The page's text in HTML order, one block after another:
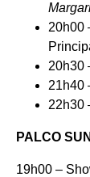
20h00
20h30
21h40
22h30
PALCO
19h00 –